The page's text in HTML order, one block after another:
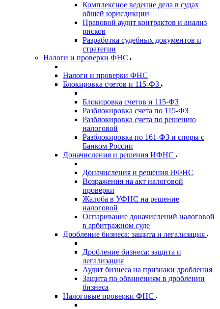
Комплексное ведение дела в судах
общей юрисдикции
Правовой аудит контрактов и анализ
рисков
Разработка судебных документов и
стратегии
Налоги и проверки ФНС
Налоги и проверки ФНС
Блокировка счетов и 115-ФЗ
Блокировка счетов и 115-ФЗ
Разблокировка счета по 115-ФЗ
Разблокировка счета по решению
налоговой
Разблокировка по 161-ФЗ и споры с
Банком России
Доначисления и решения ИФНС
Доначисления и решения ИФНС
Возражения на акт налоговой
проверки
Жалоба в УФНС на решение
налоговой
Оспаривание доначислений налоговой
в арбитражном суде
Дробление бизнеса: защита и легализация
Дробление бизнеса: защита и
легализация
Аудит бизнеса на признаки дробления
Защита по обвинениям в дроблении
бизнеса
Налоговые проверки ФНС